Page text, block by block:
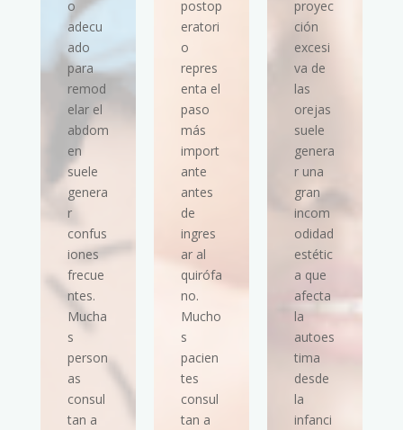
o
adecu
ado
para
remod
elar el
abdom
en
suele
genera
r
confus
iones
frecue
ntes.
Mucha
s
person
as
consul
tan a
postop
eratori
o
repres
enta el
paso
más
import
ante
antes
de
ingres
ar al
quirófa
no.
Mucho
s
pacien
tes
consul
tan a
proyec
ción
excesi
va de
las
orejas
suele
genera
r una
gran
incom
odidad
estétic
a que
afecta
la
autoes
tima
desde
la
infanci